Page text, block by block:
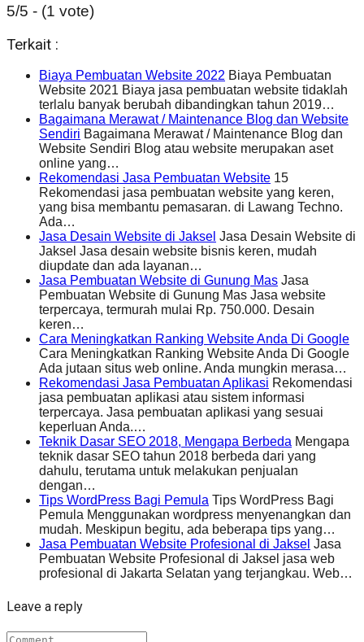
5/5 - (1 vote)
Terkait :
Biaya Pembuatan Website 2022 Biaya Pembuatan
Website 2021 Biaya jasa pembuatan website tidaklah
terlalu banyak berubah dibandingkan tahun 2019…
Bagaimana Merawat / Maintenance Blog dan Website
Sendiri Bagaimana Merawat / Maintenance Blog dan
Website Sendiri Blog atau website merupakan aset
online yang…
Rekomendasi Jasa Pembuatan Website 15
Rekomendasi jasa pembuatan website yang keren,
yang bisa membantu pemasaran. di Lawang Techno.
Ada…
Jasa Desain Website di Jaksel Jasa Desain Website di
Jaksel Jasa desain website bisnis keren, mudah
diupdate dan ada layanan…
Jasa Pembuatan Website di Gunung Mas Jasa
Pembuatan Website di Gunung Mas Jasa website
terpercaya, termurah mulai Rp. 750.000. Desain
keren…
Cara Meningkatkan Ranking Website Anda Di Google
Cara Meningkatkan Ranking Website Anda Di Google
Ada jutaan situs web online. Anda mungkin merasa…
Rekomendasi Jasa Pembuatan Aplikasi Rekomendasi
jasa pembuatan aplikasi atau sistem informasi
terpercaya. Jasa pembuatan aplikasi yang sesuai
keperluan Anda.…
Teknik Dasar SEO 2018, Mengapa Berbeda Mengapa
teknik dasar SEO tahun 2018 berbeda dari yang
dahulu, terutama untuk melakukan penjualan
dengan…
Tips WordPress Bagi Pemula Tips WordPress Bagi
Pemula Menggunakan wordpress menyenangkan dan
mudah. Meskipun begitu, ada beberapa tips yang…
Jasa Pembuatan Website Profesional di Jaksel Jasa
Pembuatan Website Profesional di Jaksel jasa web
profesional di Jakarta Selatan yang terjangkau. Web…
Leave a reply